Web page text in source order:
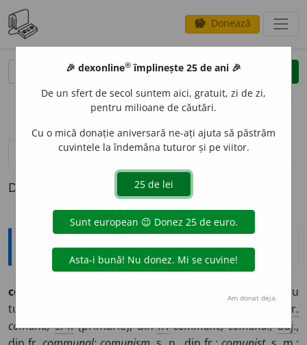
savings Donează
clear
opțiuni
definiții (1) pronunțievolume_up (50)
Definiția cu ID-ul 440732:
Etimologice
com
– Care aparține mai multor sau
tuturor.
Der.
comună, s. f.(primărie), dinfr. commune; comunal, adj.,
🎉 dexonline® împlinește 25 de ani 🎉
De un sfert de secol suntem aici, gratuit, zi de zi,
pentru milioane de căutări.
Cu o mică donație aniversară ne-ați ajuta să păstrăm
cuvintele la îndemâna tuturor și pe viitor.
Am donat deja.